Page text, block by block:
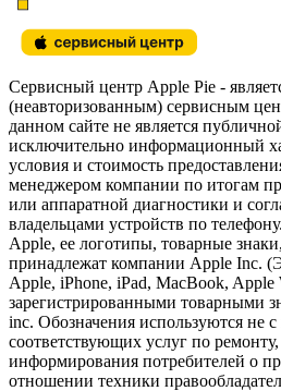
Сервисный центр Apple Pie -
(неавторизованным) сервисным
данном сайте не является
исключительно информационный
условия и стоимость
менеджером компании по итогам
или аппаратной диагностики и
владельцами устройств по
Apple, ее логотипы, товарные
принадлежат компании Apple Inc.
Apple, iPhone, iPad, MacBook, Apple
зарегистрированными товарными
inc. Обозначения используются не
соответствующих услуг по
информирования потребителей о
отношении техники